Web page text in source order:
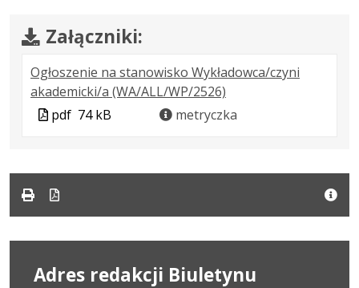
Załączniki:
Ogłoszenie na stanowisko Wykładowca/czyni
akademicki/a (WA/ALL/WP/2526)
Plik
Rozmiar
Otwiera
Plik
pdf 74 kB metryczka
Adres redakcji Biuletynu